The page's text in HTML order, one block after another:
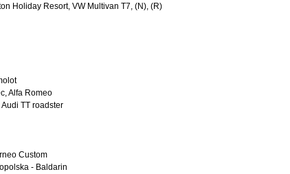
Holiday Resort, VW Multivan T7, (N), (R)
Alfa Romeo
TT roadster
Custom
- Baldarin